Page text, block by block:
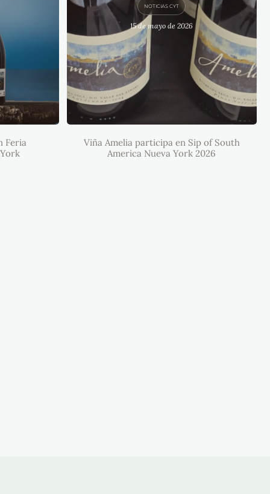
EN
NUEVA
Feria
NOTICIAS CYT
15 de mayo de 2026
VIÑA AMELIA PARTICIPA EN SIP
OF SOUTH AMERICA NUEVA
Viña Amelia participa en Sip of South
America Nueva York 2026